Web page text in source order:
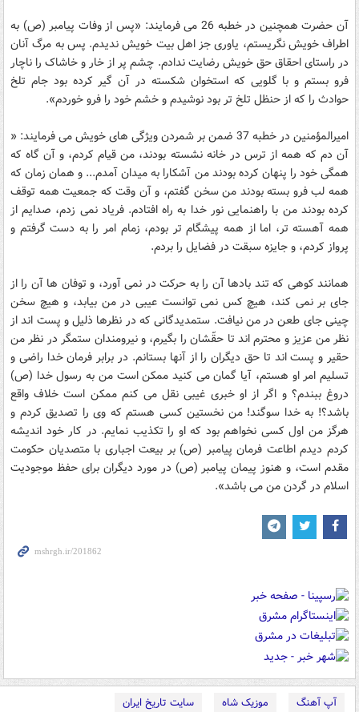
آن حضرت همچنین در خطبه 26 مى فرمایند: «پس از وفات پیامبر (ص) به
اطراف خویش نگریستم، یاورى جز اهل بیت خویش ندیدم. پس به مرگ آنان
در راستاى احقاق حق خویش رضایت ندادم. چشم پر از خار و خاشاک را ناچار
فرو بستم و با گلویى که استخوان شکسته در آن گیر کرده بود جام تلخ
حوادث را که از حنظل تلخ تر بود نوشیدم و خشم خود را فرو خوردم».
امیرالمؤمنین در خطبه 37 ضمن بر شمردن ویژگى هاى خویش مى فرمایند: «
آن دم که همه از ترس در خانه نشسته بودند، من قیام کردم، و آن گاه که
همگى خود را پنهان کرده بودند من آشکارا به میدان آمدم... و همان زمان که
همه لب فرو بسته بودند من سخن گفتم، و آن وقت که جمعیت همه توقف
کرده بودند من با راهنمایى نور خدا به راه افتادم. فریاد نمى زدم، صدایم از
همه آهسته تر، اما از همه پیشگام تر بودم، زمام امر را به دست گرفتم و
پرواز کردم، و جایزه سبقت در فضایل را بردم.
همانند کوهى که تند بادها آن را به حرکت در نمى آورد، و توفان ها آن را از
جاى بر نمى کند، هیچ کس نمى توانست عیبى در من بیابد، و هیچ سخن
چینى جاى طعن در من نیافت. ستمدیدگانى که در نظرها ذلیل و پست اند از
نظر من عزیز و محترم اند تا حقّشان را بگیرم، و نیرومندان ستمگر در نظر من
حقیر و پست اند تا حق دیگران را از آنها بستانم. در برابر فرمان خدا راضى و
تسلیم امر او هستم، آیا گمان مى کنید ممکن است من به رسول خدا (ص)
دروغ ببندم؟ و اگر از او خبرى غیبى نقل مى کنم ممکن است خلاف واقع
باشد؟! به خدا سوگند! من نخستین کسى هستم که وى را تصدیق کردم و
هرگز من اول کسى نخواهم بود که او را تکذیب نمایم. در کار خود اندیشه
کردم دیدم اطاعت فرمان پیامبر (ص) بر بیعت اجبارى با متصدیان حکومت
مقدم است، و هنوز پیمان پیامبر (ص) در مورد دیگران براى حفظ موجودیت
اسلام در گردن من مى باشد».
آپ آهنگ موزیک شاه
سایت تاریخ ایران